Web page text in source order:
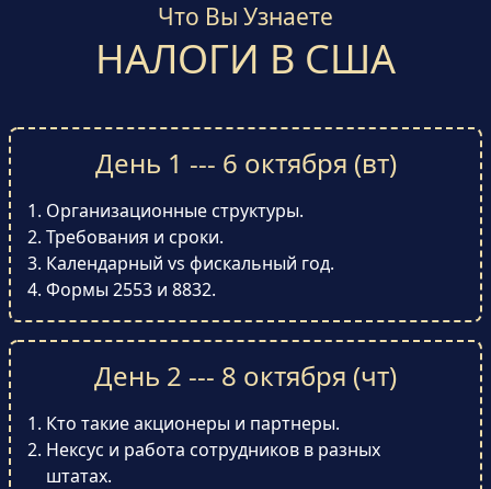
Что Вы Узнаете
НАЛОГИ В США
День 1 --- 6 октября (вт)
Организационные структуры.
Требования и сроки.
Календарный vs фискальный год.
Формы 2553 и 8832.
День 2 --- 8 октября (чт)
Кто такие акционеры и партнеры.
Нексус и работа сотрудников в разных
штатах.